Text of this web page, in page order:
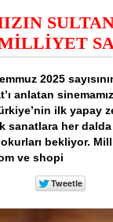
2025
anlatan
ilk yapay
sanatlara her dalda
okurları bekliyor.
ve shopi